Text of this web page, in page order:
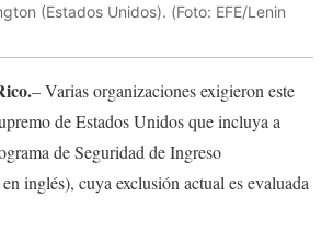
(Estados Unidos). (Foto: EFE/Lenin
– Varias organizaciones exigieron este
de Estados Unidos que incluya a
de Seguridad de Ingreso
inglés), cuya exclusión actual es evaluada